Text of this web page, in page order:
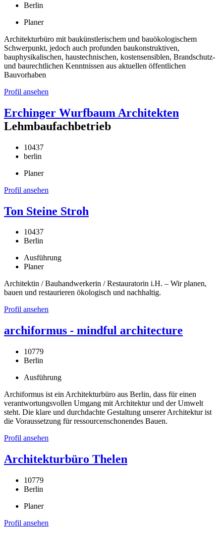
Berlin
Planer
Architekturbüro mit baukünstlerischem und bauökologischem
Schwerpunkt, jedoch auch profunden baukonstruktiven,
bauphysikalischen, haustechnischen, kostensensiblen, Brandschutz-
und baurechtlichen Kenntnissen aus aktuellen öffentlichen
Bauvorhaben
Profil ansehen
Erchinger Wurfbaum Architekten
Lehmbaufachbetrieb
10437
berlin
Planer
Profil ansehen
Ton Steine Stroh
10437
Berlin
Ausführung
Planer
Architektin / Bauhandwerkerin / Restauratorin i.H. – Wir planen,
bauen und restaurieren ökologisch und nachhaltig.
Profil ansehen
archiformus - mindful architecture
10779
Berlin
Ausführung
Archiformus ist ein Architekturbüro aus Berlin, dass für einen
verantwortungsvollen Umgang mit Architektur und der Umwelt
steht. Die klare und durchdachte Gestaltung unserer Architektur ist
die Voraussetzung für ressourcenschonendes Bauen.
Profil ansehen
Architekturbüro Thelen
10779
Berlin
Planer
Profil ansehen